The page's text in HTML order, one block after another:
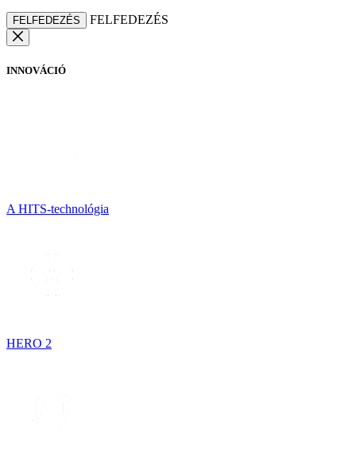
FELFEDEZÉS FELFEDEZÉS
INNOVÁCIÓ
A HITS-technológia
HERO 2